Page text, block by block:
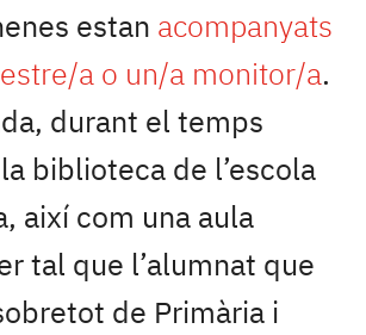
estan acompanyats
a o un/a monitor/a.
durant el temps
biblioteca de l’escola
així com una aula
tal que l’alumnat que
de Primària i